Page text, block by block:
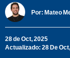
Por: Mateo
28 de Oct, 2025
Actualizado: 28 De